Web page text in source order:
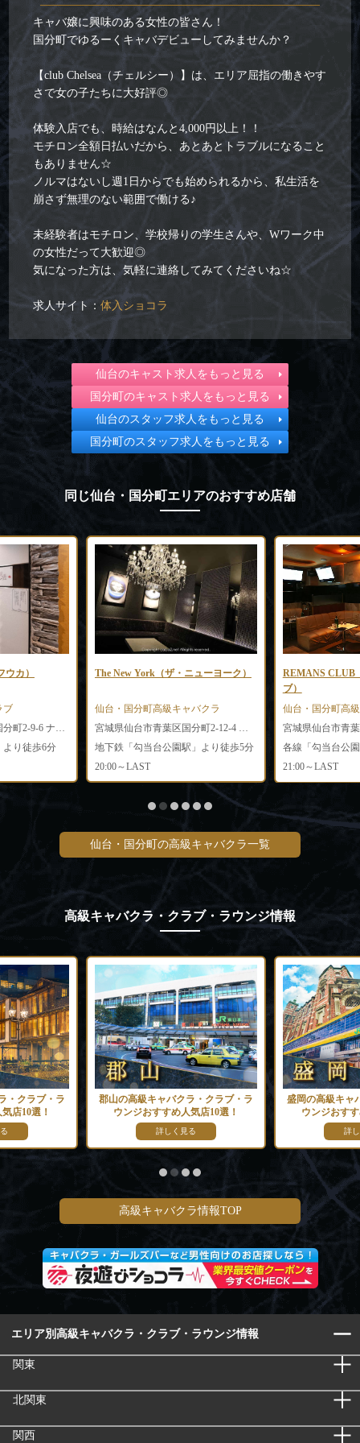
キャバ嬢に興味のある女性の皆さん！
国分町でゆるーくキャバデビューしてみませんか？
【club Chelsea（チェルシー）】は、エリア屈指の働きやす
さで女の子たちに大好評◎
体験入店でも、時給はなんと4,000円以上！！
モチロン全額日払いだから、あとあとトラブルになること
もありません☆
ノルマはないし週1日からでも始められるから、私生活を
崩さず無理のない範囲で働ける♪
未経験者はモチロン、学校帰りの学生さんや、Wワーク中
の女性だって大歓迎◎
気になった方は、気軽に連絡してみてくださいね☆
求人サイト：体入ショコラ
仙台のキャスト求人をもっと見る
国分町のキャスト求人をもっと見る
仙台のスタッフ求人をもっと見る
国分町のスタッフ求人をもっと見る
同じ仙台・国分町エリアのおすすめ店舗
カ）
ブ
より徒歩6分
The New York（ザ・ニューヨーク）
仙台・国分町高級キャバクラ
地下鉄「勾当台公園駅」より徒歩5分
20:00～LAST
REMANS CLUB
ブ）
仙台・国分町高
各線「勾当台公
21:00～LAST
仙台・国分町の高級キャバクラ一覧
高級キャバクラ・クラブ・ラウンジ情報
・クラブ・ラ
店10選！
郡山の高級キャバクラ・クラブ・ラ
ウンジおすすめ人気店10選！
詳しく見る
盛岡の高級キャ
ウンジおす
詳
高級キャバクラ情報TOP
エリア別高級キャバクラ・クラブ・ラウンジ情報
関東
北関東
関西